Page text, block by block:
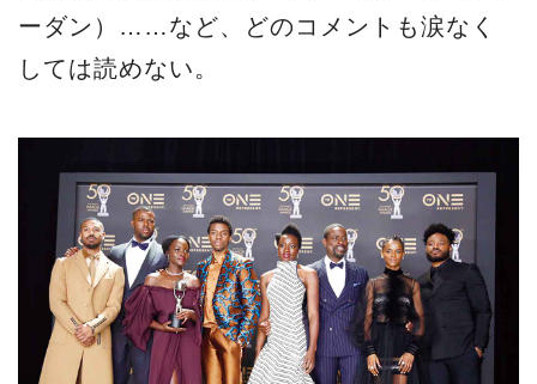
ーダン）……など、どのコメントも涙なく
しては読めない。